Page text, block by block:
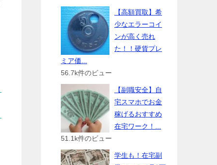
【高額買取】希
少なエラーコイ
ンが高く売れ
た！！硬貨プレ
ミア価...
56.7k件のビュー
【副職安全】自
宅スマホでお金
稼げるおすすめ
在宅ワーク！...
51.1k件のビュー
学生も！在宅副